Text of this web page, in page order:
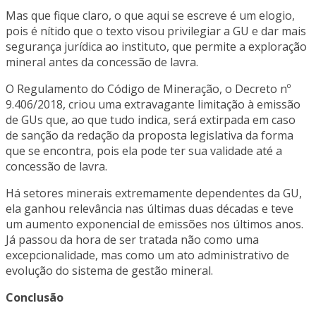
Mas que fique claro, o que aqui se escreve é um elogio,
pois é nítido que o texto visou privilegiar a GU e dar mais
segurança jurídica ao instituto, que permite a exploração
mineral antes da concessão de lavra.
O Regulamento do Código de Mineração, o Decreto nº
9.406/2018, criou uma extravagante limitação à emissão
de GUs que, ao que tudo indica, será extirpada em caso
de sanção da redação da proposta legislativa da forma
que se encontra, pois ela pode ter sua validade até a
concessão de lavra.
Há setores minerais extremamente dependentes da GU,
ela ganhou relevância nas últimas duas décadas e teve
um aumento exponencial de emissões nos últimos anos.
Já passou da hora de ser tratada não como uma
excepcionalidade, mas como um ato administrativo de
evolução do sistema de gestão mineral.
Conclusão